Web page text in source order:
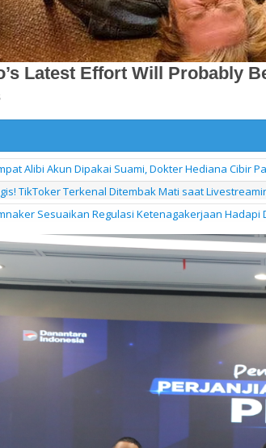
Alibi Akun Dipakai Suami, Dokter Hediana Cibir
TikToker Terkenal Ditembak Mati saat
Sesuaikan Regulasi Ketenagakerjaan Hadapi